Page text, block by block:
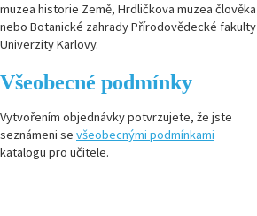
muzea historie Země, Hrdličkova muzea člověka
nebo Botanické zahrady Přírodovědecké fakulty
Univerzity Karlovy.
Všeobecné podmínky
Vytvořením objednávky potvrzujete, že jste
seznámeni se všeobecnými podmínkami
katalogu pro učitele.